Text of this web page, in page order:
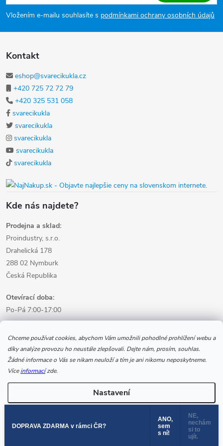
Chceme používat cookies, abychom Vám umožnili pohodlné prohlížení webu a
díky analýze provozu ho neustále zlepšovali. Dejte nám, prosím, souhlas.
Žádné informace o Vás se nikam neuloží a tím je ani nikomu neposkytneme.
Víceinformacízde.
Nastavení
Souhlasím
Vložením e-mailu souhlasíte s podmínkami ochrany osobních údajů
Kontakt
eshop@svarecikukla.cz
+420 725 72 72 79
+420 325 531 058
svarecikukla
svarecikukla
svarecikukla
svarecikukla
svarecikukla
Kde nás najdete?
Prodejna a sklad:
Proindustry, s.r.o.
Drahelická 178
288 02 Nymburk
Česká Republika
Otevírací doba:
Po-Pá 7:00-17:00
Informace pro nákup
Informace pro Vás
Copyright 2026www.svarecikukla.cz | svářecí technika a vybavení
. Všechna práva vyhrazena.
DOPRAVA ZDARMA v rámci ČR?
ANO,
sem
s ní!
NE,
nechám
si to
ujít.